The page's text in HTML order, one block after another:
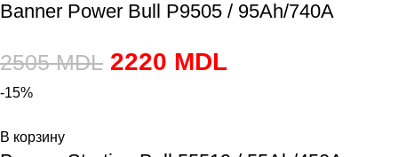
Banner Power Bull P9505 / 95Ah/740A
2505MDL 2220 MDL
-15%
В корзину